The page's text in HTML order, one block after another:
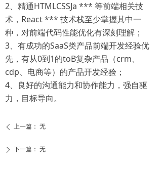
2、精通HTMLCSSJa *** 等前端相关技
术，React *** 技术栈至少掌握其中一
种，对前端代码性能优化有深刻理解；
3、有成功的SaaS类产品前端开发经验优
先，有从0到1的toB复杂产品（crm、
cdp、电商等）的产品开发经验；
4、良好的沟通能力和协作能力，强自驱
力，目标导向。
ꄴ 上一篇： 无
ꄲ 下一篇： 无